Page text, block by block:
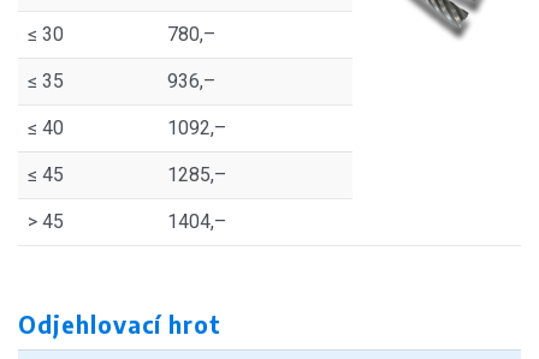
≤ 30 780,–
≤ 35 936,–
≤ 40 1092,–
≤ 45 1285,–
> 45 1404,–
Odjehlovací hrot